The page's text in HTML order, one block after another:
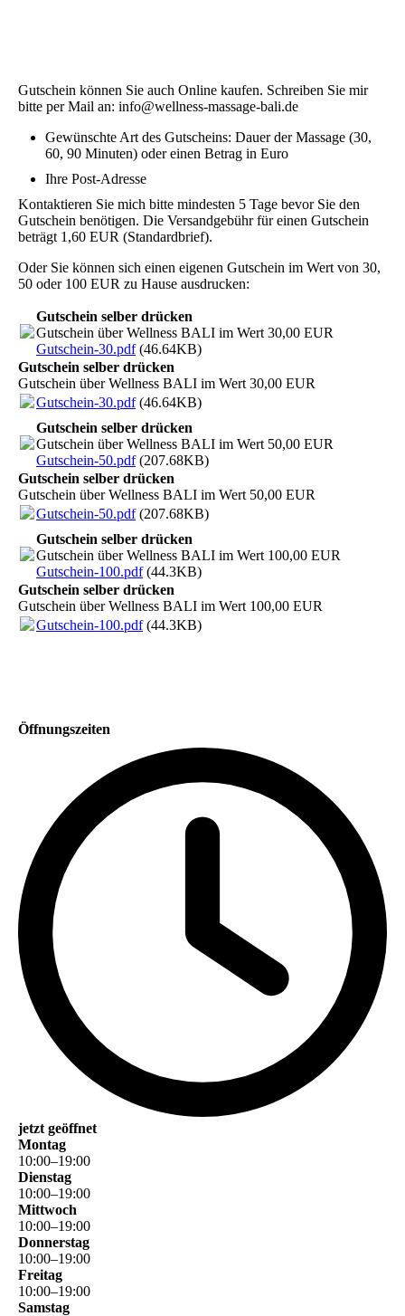
Gutschein können Sie auch Online kaufen. Schreiben Sie mir
bitte per Mail an: info@wellness-massage-bali.de
Gewünschte Art des Gutscheins: Dauer der Massage (30,
60, 90 Minuten) oder einen Betrag in Euro
Ihre Post-Adresse
Kontaktieren Sie mich bitte mindesten 5 Tage bevor Sie den
Gutschein benötigen. Die Versandgebühr für einen Gutschein
beträgt 1,60 EUR (Standardbrief).
Oder Sie können sich einen eigenen Gutschein im Wert von 30,
50 oder 100 EUR zu Hause ausdrucken:
Gutschein selber drücken
Gutschein über Wellness BALI im Wert 30,00 EUR
Gutschein-30.pdf(46.64KB)
Gutschein selber drücken
Gutschein über Wellness BALI im Wert 30,00 EUR
Gutschein-30.pdf(46.64KB)
Gutschein selber drücken
Gutschein über Wellness BALI im Wert 50,00 EUR
Gutschein-50.pdf(207.68KB)
Gutschein selber drücken
Gutschein über Wellness BALI im Wert 50,00 EUR
Gutschein-50.pdf(207.68KB)
Gutschein selber drücken
Gutschein über Wellness BALI im Wert 100,00 EUR
Gutschein-100.pdf(44.3KB)
Gutschein selber drücken
Gutschein über Wellness BALI im Wert 100,00 EUR
Gutschein-100.pdf(44.3KB)
Öffnungszeiten
jetzt geöffnet
Montag
10:00–19:00
Dienstag
10:00–19:00
Mittwoch
10:00–19:00
Donnerstag
10:00–19:00
Freitag
10:00–19:00
Samstag